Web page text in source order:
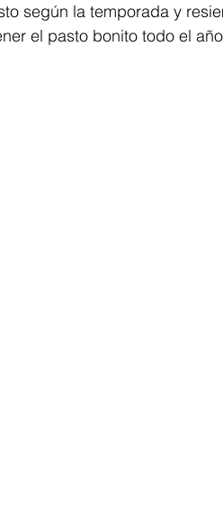
según la temporada y
el pasto bonito todo el